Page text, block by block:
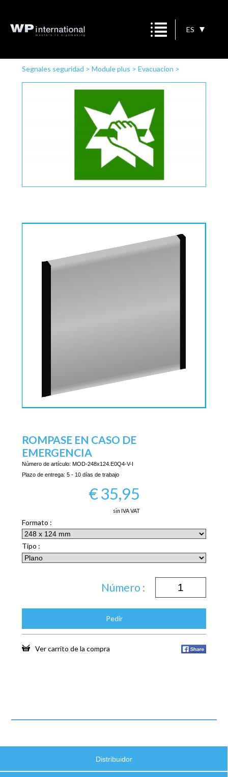
ES
Segnales seguridad > Module plus > Evacuacion >
Rompase en caso de emergencia
ROMPASE EN CASO DE
EMERGENCIA
Número de artículo: MOD-248x124.E0Q4-V-I
Plazo de entrega: 5 - 10 días de trabajo
€35,95
sin IVA VAT
Formato :
Tipo :
Número :
Pedir
Ver carrito de la compra
Distribuidor